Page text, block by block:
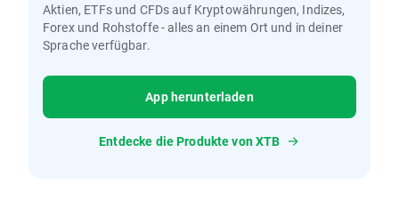
Aktien, ETFs und CFDs auf Kryptowährungen, Indizes,
Forex und Rohstoffe - alles an einem Ort und in deiner
Sprache verfügbar.
App herunterladen
Entdecke die Produkte von XTB